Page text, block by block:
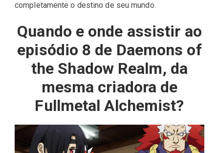
completamente o destino de seu mundo.
Quando e onde assistir ao
episódio 8 de Daemons of
the Shadow Realm, da
mesma criadora de
Fullmetal Alchemist?